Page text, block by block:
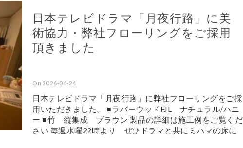
日本テレビドラマ「月夜行路」に美
術協力・弊社フローリングをご採用
頂きました
On 2026-04-24
日本テレビドラマ「月夜行路」に弊社フローリングをご採
用いただきました。 ■ラバーウッドFJL ナチュラル/ハニ
ー ■竹 縦集成 ブラウン 製品の詳細は施工例をご覧くだ
さい 毎週水曜22時より ぜひドラマと共にミハマの床に